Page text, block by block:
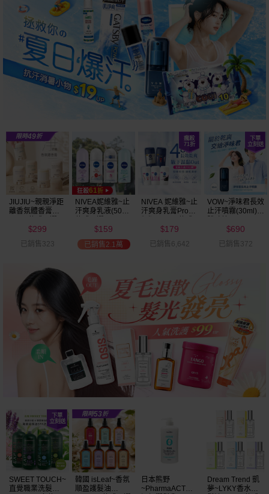
JIUJIU~親親淨距
離香氛體香膏
$299
已銷售323
NIVEA妮維雅~止
汗爽身乳液(50ml)
$159
已銷售2.1萬
NIVEA 妮維雅~止
汗爽身乳膏Pro升
$179
已銷售6,642
VOW~淨味君長效
止汗噴霧(30ml)
$690
已銷售372
SWEET TOUCH~
直覺職業洗髮精
韓國 isLeaf~香氛
順盈護髮油
日本熊野
~PharmaACT無
Dream Trend 凱
夢~LYKY香水護